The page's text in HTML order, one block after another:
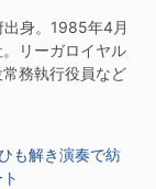
身。1985年4月
リーガロイヤル
務執行役員など
も解き演奏で紡